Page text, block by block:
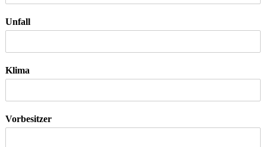
Unfall
Klima
Vorbesitzer